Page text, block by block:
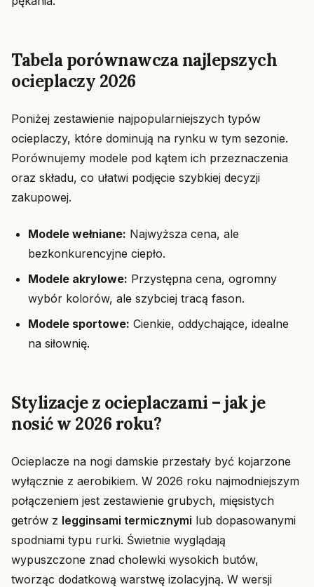
Tabela porównawcza najlepszych
ocieplaczy 2026
Poniżej zestawienie najpopularniejszych typów
ocieplaczy, które dominują na rynku w tym sezonie.
Porównujemy modele pod kątem ich przeznaczenia
oraz składu, co ułatwi podjęcie szybkiej decyzji
zakupowej.
Modele wełniane: Najwyższa cena, ale
bezkonkurencyjne ciepło.
Modele akrylowe: Przystępna cena, ogromny
wybór kolorów, ale szybciej tracą fason.
Modele sportowe: Cienkie, oddychające, idealne
na siłownię.
Stylizacje z ocieplaczami – jak je
nosić w 2026 roku?
Ocieplacze na nogi damskie przestały być kojarzone
wyłącznie z aerobikiem. W 2026 roku najmodniejszym
połączeniem jest zestawienie grubych, mięsistych
getrów z legginsami termicznymi lub dopasowanymi
spodniami typu rurki. Świetnie wyglądają
wypuszczone znad cholewki wysokich butów,
tworząc dodatkową warstwę izolacyjną. W wersji